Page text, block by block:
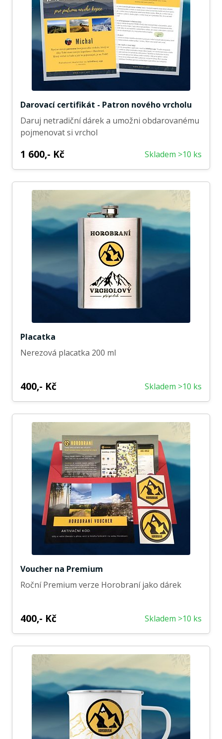
Darovací certifikát - Patron nového vrcholu
Daruj netradiční dárek a umožni obdarovanému
pojmenovat si vrchol
1 600,- Kč Skladem >10 ks
Placatka
Nerezová placatka 200 ml
400,- Kč Skladem >10 ks
Voucher na Premium
Roční Premium verze Horobraní jako dárek
400,- Kč Skladem >10 ks